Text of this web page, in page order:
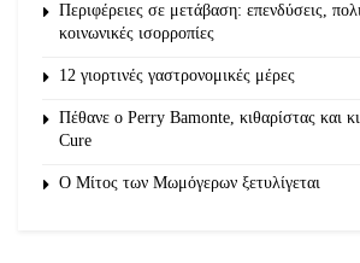
Περιφέρειες σε μετάβαση: επενδύσεις,
κοινωνικές ισορροπίες
12 γιορτινές γαστρονομικές μέρες
Πέθανε ο Perry Bamonte, κιθαρίστας και
Cure
O Μίτος των Μωμόγερων ξετυλίγεται